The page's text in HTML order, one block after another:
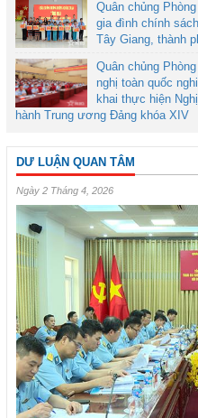
Quân chủng
gia đình chính
Tây Giang, thành
Quân chủng
nghị toàn quốc
khai thực hiện
hành Trung ương Đảng khóa XIV
DƯ LUẬN QUAN TÂM
Ngày 2 Tháng 4, 2026